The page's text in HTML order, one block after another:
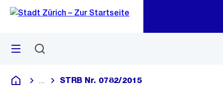
Navigation
Sprunglink
Menü
Blende alle Breadcrumbs ein
STRB Nr. 0782/2015